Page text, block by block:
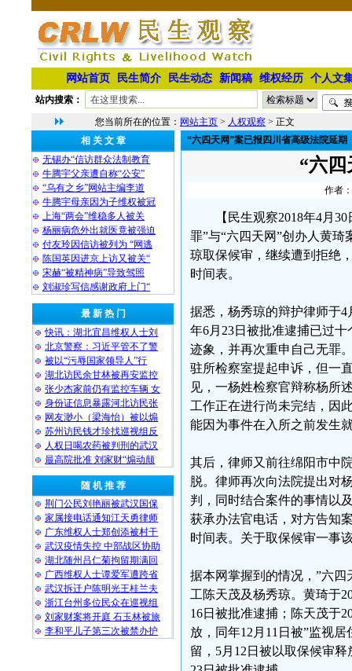
网站首页 民生简介 民生动态 新闻稿 维权经历 个人文
站内搜索：
您当前所在的位置： 网站主页 > 人权观察 > 正文
相 关 文 章
无锡办“信访群众法制教育
牛腾宇父亲遭自称“公安”
“乌有之乡”网站主编李道
牛腾宇母亲因为子维权被冠
上海“两会”维稳多人被关
杨丽病危外出就医竟被强迫
付友玲因信访被列为 “网逃
陈国英因进京上访又被关“
宋赫“被精神病”导致驾照
刘淑珍写信感谢政府上门“
最 新 热 门
快讯：湖北宜昌维权人士刘
北京警察：习近平管不了警
被以“污辱国家领导人”行
湖北访民余甘林被再安监控
张少杰家前仍有监控车辆 女
身份证信息暴露河北访民张
网友渺小（梁海怡）被以煽
苏州访民钱才珍找巡视组反
人权日喝农药被判刑的武汉
最高院批准 刘家财“煽动颠
随 机 推 荐
荆门公民刘艳丽被武汉国保
家属接电话通知江天勇律师
广东维权人士郑创添被村干
武汉疫情失控 中部战区协助
湖北随州吕仁菊拘留期满回
广西维权人士谭爱军遭跨省
武汉拆迁户陈明光王桂兰夫
浙江台州多位民众在巡视组
刘家财案将开庭 石玉林被旅
李和平儿子第三次被禁办护
“六四天网”案已报四川省高级法院延期
“六
作者
【民生观察2018年4月
罪”与“六四天网”创办人黄
琼取保候审，继续遭到拒绝
时间表。
据悉，杨秀琼的辩护律师于
年6月23日被批准逮捕已过
迹象，并再次重申自己无罪
驻所检察室提起申诉，但一
见，一杨姓检察官辩称杨所
工作正在进行尚未完结，因
能因为事件在入所之前发生
其后，律师又前往绵阳市中
脱。律师再次向法院提出对
判，同时结合案件的事情以
获承办法官电话，对方告知
时间表。关于取保候审一事
据本网掌握到的情况，”六
工陈天茂及杨秀琼。黄琦于
16日被批准逮捕；陈天茂于
放，同年12月11日被”监视
留，5月12日被以取保候审